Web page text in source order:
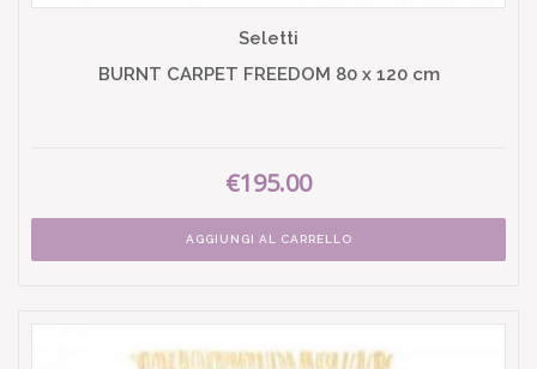
Seletti
BURNT CARPET FREEDOM 80 x 120 cm
€195.00
AGGIUNGI AL CARRELLO